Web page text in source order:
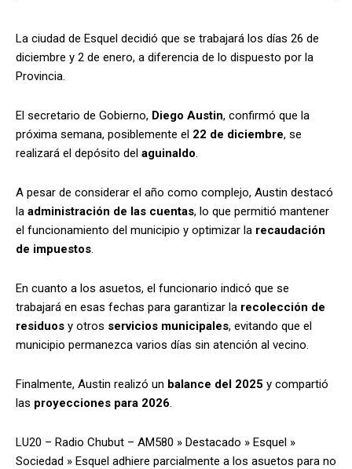
La ciudad de Esquel decidió que se trabajará los días 26 de
diciembre y 2 de enero, a diferencia de lo dispuesto por la
Provincia.
El secretario de Gobierno, Diego Austin, confirmó que la
próxima semana, posiblemente el 22 de diciembre, se
realizará el depósito del aguinaldo.
A pesar de considerar el año como complejo, Austin destacó
la administración de las cuentas, lo que permitió mantener
el funcionamiento del municipio y optimizar la recaudación
de impuestos.
En cuanto a los asuetos, el funcionario indicó que se
trabajará en esas fechas para garantizar la recolección de
residuos y otros servicios municipales, evitando que el
municipio permanezca varios días sin atención al vecino.
Finalmente, Austin realizó un balance del 2025 y compartió
las proyecciones para 2026.
LU20 – Radio Chubut – AM580 » Destacado » Esquel »
Sociedad » Esquel adhiere parcialmente a los asuetos para no